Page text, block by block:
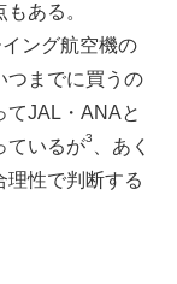
ある。
ング航空機の
つまでに買うの
てJAL・ANAと
ているが3
、あく
理性で判断する